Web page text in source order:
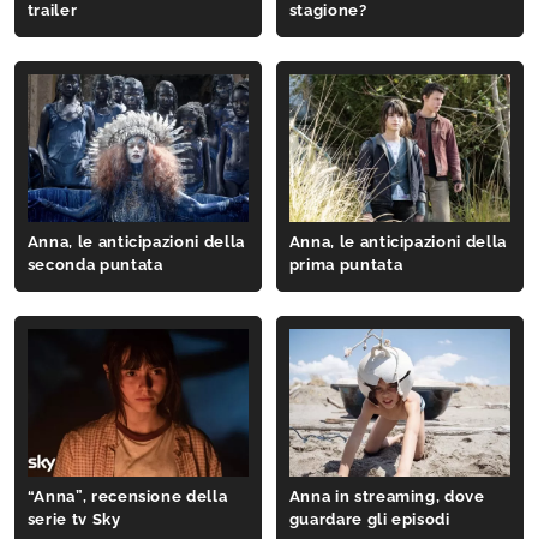
trailer
stagione?
Anna, le anticipazioni della
seconda puntata
Anna, le anticipazioni della
prima puntata
“Anna”, recensione della
serie tv Sky
Anna in streaming, dove
guardare gli episodi